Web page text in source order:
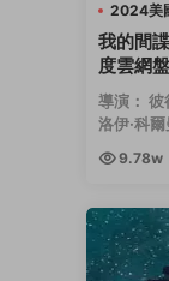
2024美
我的間
度雲網
導演： 彼
洛伊·科
9.78w